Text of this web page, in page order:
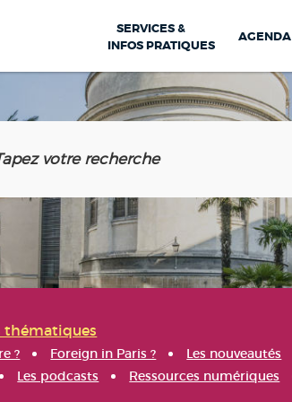
SERVICES &
INFOS PRATIQUES
AGENDA
thématiques
? Foreign in Paris ? Les nouveautés
Les podcasts Ressources numériques